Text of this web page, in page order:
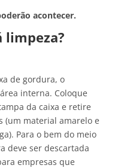
acontecer.
limpeza?
de gordura, o
interna. Coloque
da caixa e retire
(um material amarelo e
Para o bem do meio
deve ser descartada
empresas que